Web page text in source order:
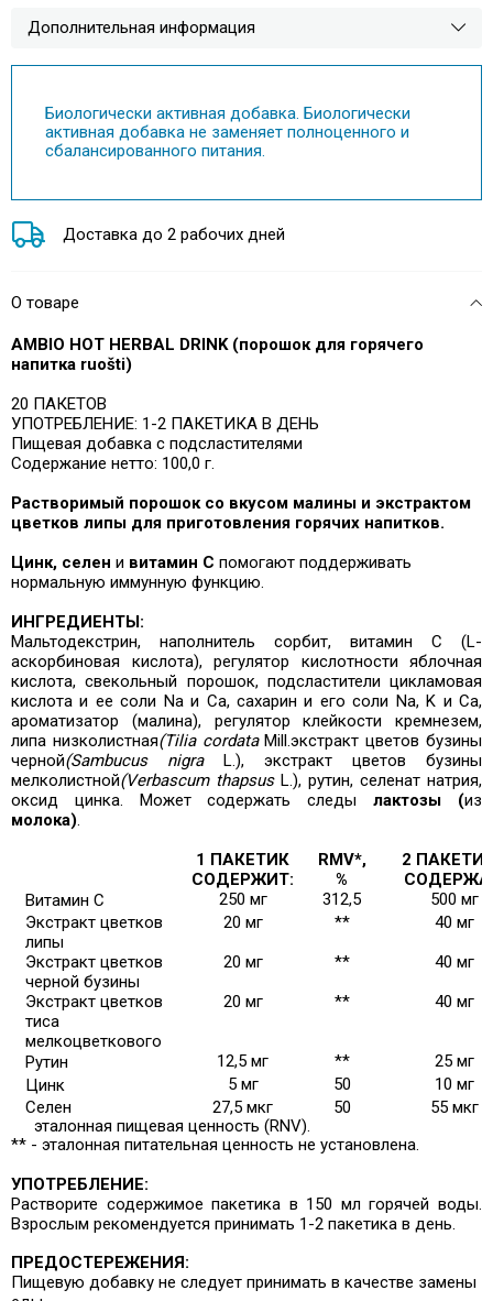
Дополнительная информация
Биологически активная добавка. Биологически
активная добавка не заменяет полноценного и
сбалансированного питания.
Доставка до 2 рабочих дней
О товаре
AMBIO HOT HERBAL DRINK (порошок для горячего
напитка ruošti)
20 ПАКЕТОВ
УПОТРЕБЛЕНИЕ: 1-2 ПАКЕТИКА В ДЕНЬ
Пищевая добавка с подсластителями
Содержание нетто: 100,0 г.
Растворимый порошок со вкусом малины и экстрактом
цветков липы для приготовления горячих напитков.
Цинк, селен и витамин С помогают поддерживать
нормальную иммунную функцию.
ИНГРЕДИЕНТЫ:
Мальтодекстрин, наполнитель
сорбит, витамин С (L-
аскорбиновая кислота), регулятор кислотности яблочная
кислота, свекольный порошок, подсластители цикламовая
кислота и ее соли Na и Ca, сахарин и его соли Na, K и Ca,
ароматизатор (малина), регулятор клейкости кремнезем,
липа низколистная(Tilia cordataMill.экстракт цветов бузины
черной(Sambucus nigra L. ), экстракт цветов бузины
мелколистной(Verbascum thapsusL.), рутин, селенат натрия,
оксид цинка. Может содержать следы лактозы (из
молока)
1 ПАКЕТИК
СОДЕРЖИТ:
RMV*,
%
2
Витамин C
250 мг 312,5
500 мг
Экстракт цветков
липы
20 мг **
40 мг
Экстракт цветков
черной бузины
20 мг **
40 мг
Экстракт цветков
тиса
мелкоцветкового
20 мг ** 40 мг
Рутин 12,5 мг **
25 мг
Цинк
5 мг 50
10 мг
Селен
27,5 мкг 50
55 мкг
эталонная пищевая ценность (RNV).
** - эталонная питательная ценность не установлена.
УПОТРЕБЛЕНИЕ:
Растворите содержимое пакетика в 150 мл горячей воды.
Взрослым рекомендуется принимать 1-2 пакетика в день.
ПРЕДОСТЕРЕЖЕНИЯ:
Пищевую добавку не следует принимать в качестве замены